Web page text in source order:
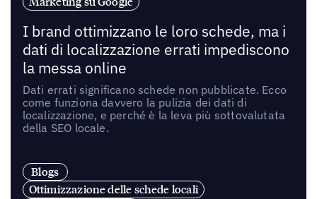
I brand ottimizzano le loro schede, ma i
dati di localizzazione errati impediscono
la messa online
Dati errati significano schede non pubblicate. Ecco
come funziona davvero la pulizia dei dati di
localizzazione, e perché è la leva più sottovalutata
della SEO locale.
Blogs
Ottimizzazione delle schede locali